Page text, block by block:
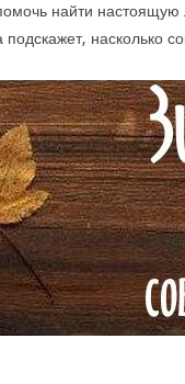
найти
подскажет, насколько